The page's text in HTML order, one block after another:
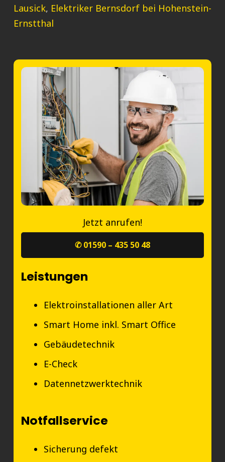
Lausick, Elektriker Bernsdorf bei Hohenstein-
Ernstthal
Jetzt anrufen!
✆ 01590 – 435 50 48
Leistungen
Elektroinstallationen aller Art
Smart Home inkl. Smart Office
Gebäudetechnik
E-Check
Datennetzwerktechnik
Notfallservice
Sicherung defekt